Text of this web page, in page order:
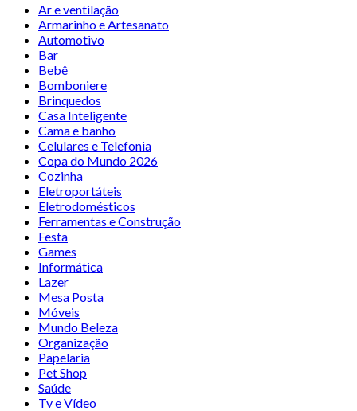
Ar e ventilação
Armarinho e Artesanato
Automotivo
Bar
Bebê
Bomboniere
Brinquedos
Casa Inteligente
Cama e banho
Celulares e Telefonia
Copa do Mundo 2026
Cozinha
Eletroportáteis
Eletrodomésticos
Ferramentas e Construção
Festa
Games
Informática
Lazer
Mesa Posta
Móveis
Mundo Beleza
Organização
Papelaria
Pet Shop
Saúde
Tv e Vídeo